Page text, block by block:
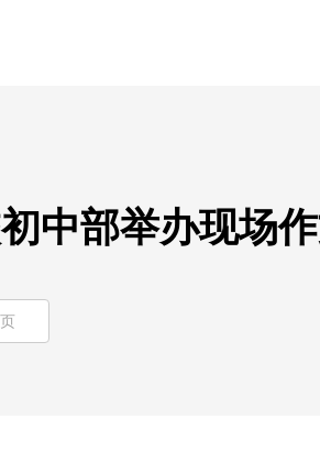
中部举办现场